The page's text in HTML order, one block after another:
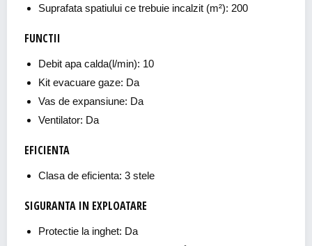
Suprafata spatiului ce trebuie incalzit (m²): 200
FUNCTII
Debit apa calda(l/min): 10
Kit evacuare gaze: Da
Vas de expansiune: Da
Ventilator: Da
EFICIENTA
Clasa de eficienta: 3 stele
SIGURANTA IN EXPLOATARE
Protectie la inghet: Da